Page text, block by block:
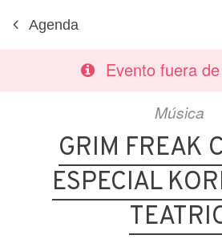
Agenda
Evento fuera
Música
GRIM FREAK
ESPECIAL